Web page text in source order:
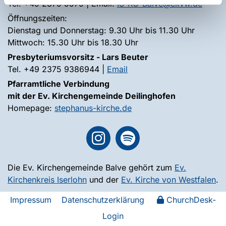
Tel. +49 2375 5579 | Email:IS-KG-Balve@ekvw.de
Öffnungszeiten:
Dienstag und Donnerstag: 9.30 Uhr bis 11.30 Uhr
Mittwoch: 15.30 Uhr bis 18.30 Uhr
Presbyteriumsvorsitz - Lars Beuter
Tel. +49 2375 9386944 | Email
Pfarramtliche Verbindung
mit der Ev. Kirchengemeinde Deilinghofen
Homepage: stephanus-kirche.de
Die Ev. Kirchengemeinde Balve gehört zum Ev.
Kirchenkreis Iserlohn und der Ev. Kirche von Westfalen.
Impressum
Datenschutzerklärung
ChurchDesk-
Login